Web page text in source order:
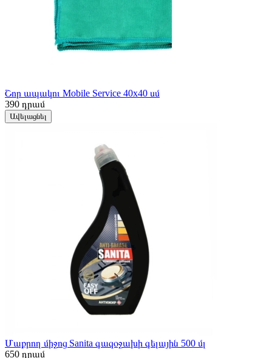
Շոր ապակու Mobile Service 40x40 սմ
390 դրամ
Ավելացնել
Մաքրող միջոց Sanita գազօջախի գելային 500 մլ
650 դրամ